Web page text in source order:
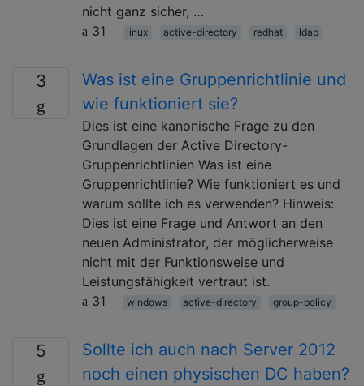
nicht ganz sicher, …
31
linux active-directory redhat ldap
3
Was ist eine Gruppenrichtlinie und
wie funktioniert sie?
Dies ist eine kanonische Frage zu den
Grundlagen der Active Directory-
Gruppenrichtlinien Was ist eine
Gruppenrichtlinie? Wie funktioniert es und
warum sollte ich es verwenden? Hinweis:
Dies ist eine Frage und Antwort an den
neuen Administrator, der möglicherweise
nicht mit der Funktionsweise und
Leistungsfähigkeit vertraut ist.
31
windows active-directory group-policy
5
Sollte ich auch nach Server 2012
noch einen physischen DC haben?